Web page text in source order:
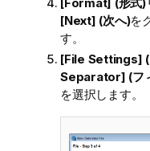
[Next] (次へ)を
す。
[File Settings] (
Separator] (フ
を選択します。